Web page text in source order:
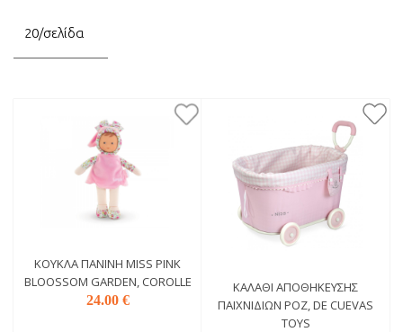
ΚΟΎΚΛΑ ΠΆΝΙΝΗ MISS PINK
BLOOSSOM GARDEN, COROLLE
24.00 €
ΚΑΛΆΘΙ ΑΠΟΘΉΚΕΥΣΗΣ
ΠΑΙΧΝΙΔΙΏΝ ΡΟΖ, DE CUEVAS
TOYS